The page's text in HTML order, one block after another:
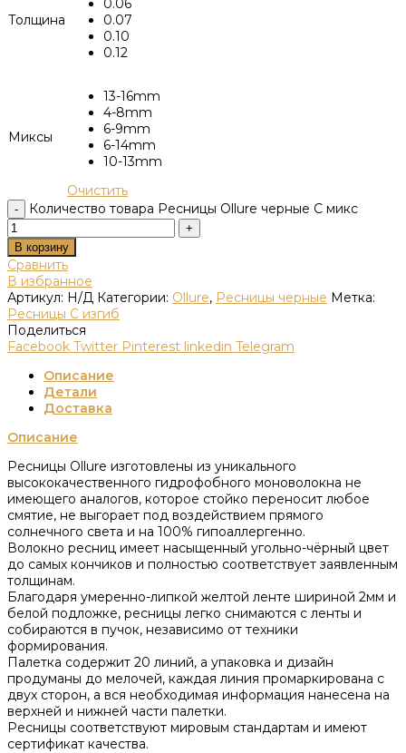
Толщина
0.07
0.10
0.12
Миксы
13-16mm
4-8mm
6-9mm
6-14mm
10-13mm
Очистить
Количество товара Ресницы Ollure черные С микс
В корзину
Сравнить
В избранное
Артикул: Н/Д Категории: Ollure, Ресницы черные Метка:
Ресницы C изгиб
Поделиться
Facebook Twitter Pinterest linkedin Telegram
Описание
Детали
Доставка
Описание
Ресницы Ollure изготовлены из уникального
высококачественного гидрофобного моноволокна не
имеющего аналогов, которое стойко переносит любое
смятие, не выгорает под воздействием прямого
солнечного света и на 100% гипоаллергенно.
Волокно ресниц имеет насыщенный угольно-чёрный цвет
до самых кончиков и полностью соответствует заявленным
толщинам.
Благодаря умеренно-липкой желтой ленте шириной 2мм и
белой подложке, ресницы легко снимаются с ленты и
собираются в пучок, независимо от техники
формирования.
Палетка содержит 20 линий, а упаковка и дизайн
продуманы до мелочей, каждая линия промаркирована с
двух сторон, а вся необходимая информация нанесена на
верхней и нижней части палетки.
Ресницы соответствуют мировым стандартам и имеют
сертификат качества.